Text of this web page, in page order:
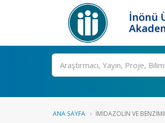
İnönü
Ara
ANA SAYFA İMIDAZOLIN VE